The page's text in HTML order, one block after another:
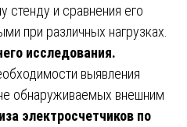
стенду и сравнения его
при различных нагрузках.
исследования.
выявления
обнаруживаемых внешним
электросчетчиков по